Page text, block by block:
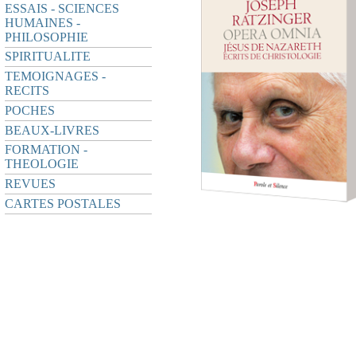
ESSAIS - SCIENCES
HUMAINES -
PHILOSOPHIE
SPIRITUALITE
TEMOIGNAGES -
RECITS
POCHES
BEAUX-LIVRES
FORMATION -
THEOLOGIE
REVUES
CARTES POSTALES